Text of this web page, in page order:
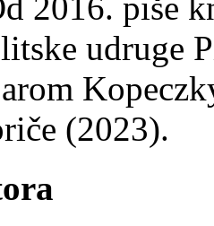
2016. piše
udruge
(2023).